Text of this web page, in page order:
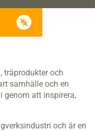
träprodukter och
samhälle och en
genom att inspirera,
och är en